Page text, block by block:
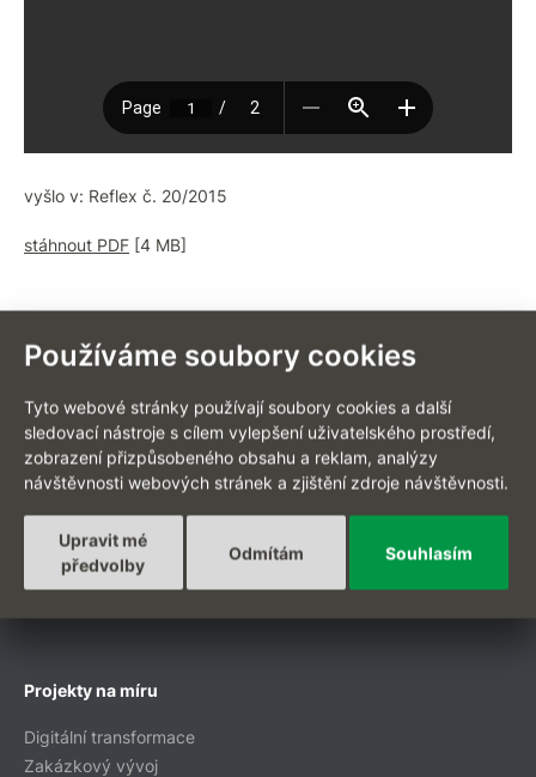
Používáme soubory cookies
Tyto webové stránky používají soubory cookies a další
sledovací nástroje s cílem vylepšení uživatelského prostředí,
zobrazení přizpůsobeného obsahu a reklam, analýzy
návštěvnosti webových stránek a zjištění zdroje návštěvnosti.
Souhlasím
Odmítám
Upravit mé
předvolby
vyšlo v: Reflex č. 20/2015
stáhnout PDF [4 MB]
ZPĚT NA VÝPIS AKTUALIT
Projekty na míru
Digitální transformace
Zakázkový vývoj